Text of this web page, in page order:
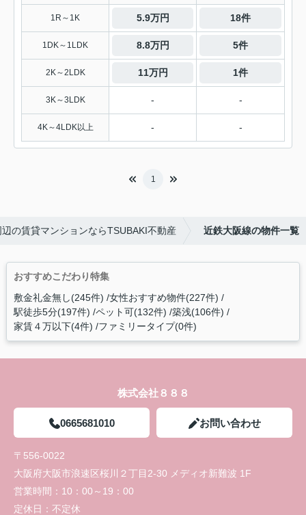
1R～1K 5.9万円 18件
1DK～1LDK 8.8万円 5件
2K～2LDK 11万円 1件
3K～3LDK - -
4K～4LDK以上 - -
1
の賃貸マンションならTSUBAKI不動産 近鉄大阪線の物件一覧
おすすめこだわり特集
敷金礼金無し(245件) 女性おすすめ物件(227件)
駅徒歩5分(197件) ペット可(132件) 築浅(106件)
家賃４万以下(4件) ファミリータイプ(0件)
株式会社８８８
0665681010 お問い合わせ
〒556-0022
大阪府大阪市浪速区桜川２丁目2-30 メディオ新難波 1F
営業時間： 10：00～19：00
定休日： 不定休